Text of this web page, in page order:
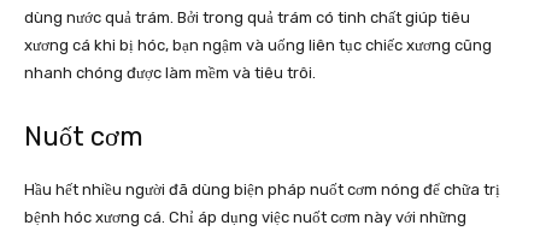
dùng nước quả trám. Bởi trong quả trám có tinh chất giúp tiêu
xương cá khi bị hóc, bạn ngậm và uống liên tục chiếc xương cũng
nhanh chóng được làm mềm và tiêu trôi.
Nuốt cơm
Hầu hết nhiều người đã dùng biện pháp nuốt cơm nóng để chữa trị
bệnh hóc xương cá. Chỉ áp dụng việc nuốt cơm này với những